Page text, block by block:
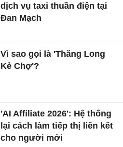
dịch vụ taxi thuần điện tại
Đan Mạch
Vì sao gọi là 'Thăng Long
Kẻ Chợ'?
'AI Affiliate 2026': Hệ thống
lại cách làm tiếp thị liên kết
cho người mới